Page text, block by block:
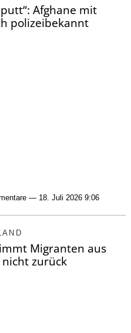
Afghane mit
polizeibekannt
— 18. Juli 2026 9:06
Migranten aus
zurück